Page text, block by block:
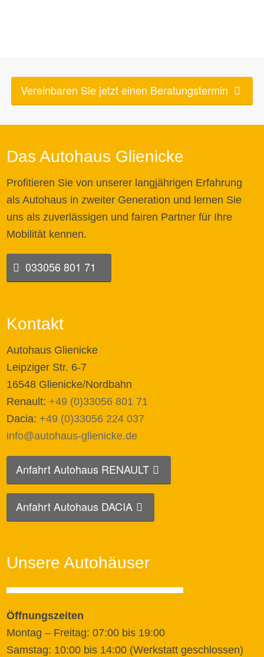
Vereinbaren Sie jetzt einen Beratungstermin
Das Autohaus Glienicke
Profitieren Sie von unserer langjährigen Erfahrung
als Autohaus in zweiter Generation und lernen Sie
uns als zuverlässigen und fairen Partner für Ihre
Mobilität kennen.
033056 801 71
Kontakt
Autohaus Glienicke
Leipziger Str. 6-7
16548 Glienicke/Nordbahn
Renault: +49 (0)33056 801 71
Dacia: +49 (0)33056 224 037
info@autohaus-glienicke.de
Anfahrt Autohaus RENAULT
Anfahrt Autohaus DACIA
Unsere Autohäuser
Öffnungszeiten
Montag – Freitag: 07:00 bis 19:00
Samstag: 10:00 bis 14:00 (Werkstatt geschlossen)